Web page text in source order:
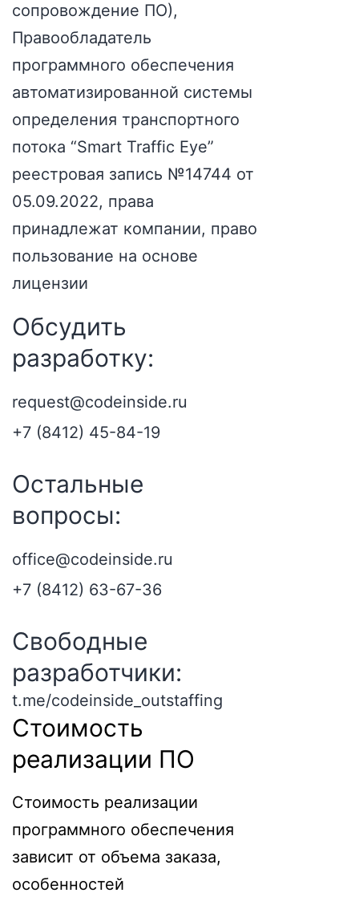
сопровождение ПО),
Правообладатель
программного обеспечения
автоматизированной системы
определения транспортного
потока “Smart Traffic Eye”
реестровая запись №14744 от
05.09.2022, права
принадлежат компании, право
пользование на основе
лицензии
Обсудить
разработку:
request@codeinside.ru
+7 (8412) 45-84-19
Остальные
вопросы:
office@codeinside.ru
+7 (8412) 63-67-36
Свободные
разработчики:
t.me/codeinside_outstaffing
Стоимость
реализации ПО
Стоимость реализации
программного обеспечения
зависит от объема заказа,
особенностей